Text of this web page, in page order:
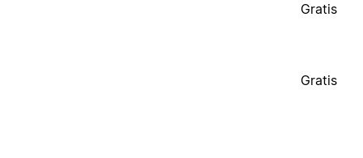
Gratis
Gratis